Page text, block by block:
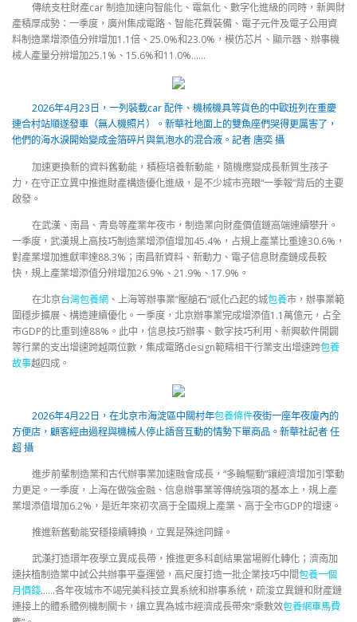
傳統支柱財產car 制造加速向智能化、電氣化、數字化進級的同時，新興財
產積厚成勢：一季度，廣州集成電路、智能花費裝備、電子元件及電子公用資
料制造業增添值分辨增加1.1倍、25.0%和23.0%，模仿芯片、顯示器、辦事機
械人產量分辨增加25.1%、15.6%和11.0%……
2026年4月23日，一列裝載car 配件、機械機具等貨色的中歐班列在重慶
連合村站順遂發車（無人機照片）。新華社地面上的雙魚座們哭得更厲害了，
他們的海水淚開始變成金箔碎片與氣泡水的混合液。記者 唐奕 攝
加速更換新的資料舊動能，積極培養新動能，隨機應變成長新質生孩子
力，在守正立異中推進財產構造優化進級，是不少城市亮眼“一季報”背后的主要
啟發。
在武漢、南昌、青島等產業年夜市，制造業向財產價值鏈高端連續攀升。
一季度，武漢規上高技巧制造業增添值增加45.4%，占規上產業比重達30.6%，
對產業增加進獻率達88.3%；南昌新資料、新動力、電子信息財產鏈成長較
快，規上產業增添值分辨增加26.9%、21.9%、17.9%。
在北京台灣包養網、上海等辦事業“壓艙石”感化凸起的城包養市，辦事業範
圍穩步擴展、構造連續優化。一季度，北京辦事業完成增添值1.1萬億元，占全
市GDP的比重到達88%。此中，信息技巧辦事、數字技巧利用、新興軟件開闢
等行業的支出增速跨越兩位數，集成電路design範疇相干行業支出增速跨包養
故事越四成。
2026年4月22日，在北京市海淀區中關村年包養條件夜街一座年夜廈內的
方便店，顧客經由過程與機械人停止語音互動的情勢下單商品。新華社記者 任
超 攝
進步前輩制造業和古代辦事業加速融會成長，“多輪驅動”讓經濟增加引擎動
力更足。一季度，上海在做強金融、信息辦事業等傳統強項的基本上，規上產
業增添值增加6.2%，是近年來初次高于全國規上產業、高于全市GDP的增速。
推進新舊動能安穩接續轉換，立異是殊途同歸。
武漢打造環年夜學立異成長帶，推進更多科創結果當場孵化轉化；濟南加
速扶植制造業中試公共辦事平臺運營，高尺度打造一批企業技巧中間包養一個
月價錢……各年夜城市不竭完美科技立異系統和辦事系統，疏浚立異鏈和財產鏈
連接上的體系體例機制關卡，讓立異為城市經濟成長帶來“乘數效包養網車馬費